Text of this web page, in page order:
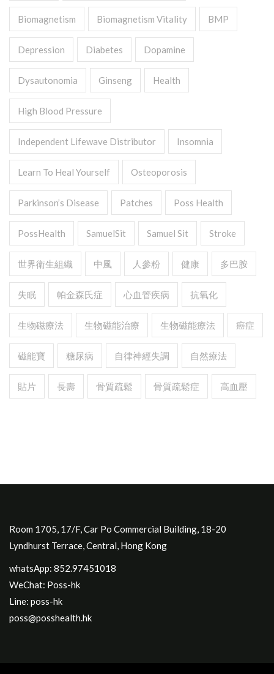
Biomagnetism Biomagnetism Vitality BMP
Depression Diabetes Dopamine
Dysautonomia Ginseng Health
High Blood Pressure
Independent Lifewave Distributor Insomnia
Learn To Heal Yourself Osteoporosis
Parkinson’s Disease Patches Poss Health
PossHealth SamuelSit Samuel Sit Stroke
世界衛生組織 中風 人參粉 健康 多巴胺
失眠 帕金森氏症 心血管疾病 抗氧化
生物磁療法 生物磁能治療 生物磁能療法 癌症
磁能寶 糖尿病 自律神經失調 自然療法
貼片 長壽 骨質疏鬆 骨質疏鬆症 高血壓
Room 1705, 17/F, Car Po Commercial Building, 18-20
Lyndhurst Terrace, Central, Hong Kong
whatsApp: 852.97451018
WeChat: Poss-hk
Line: poss-hk
poss@posshealth.hk